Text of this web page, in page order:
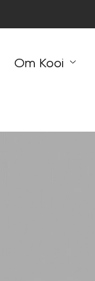
Om Kooi